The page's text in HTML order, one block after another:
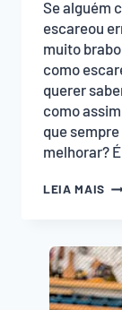
Se alguém
escareou
muito
como
querer
como
que
melhorar?
LEIA MAIS